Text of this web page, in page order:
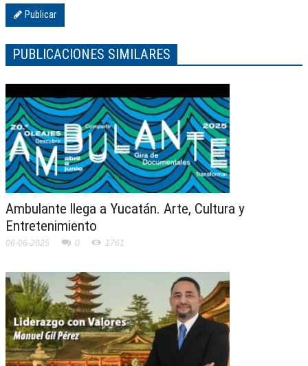
Publicar
PUBLICACIONES SIMILARES
Ambulante llega a Yucatán. Arte, Cultura y
Entretenimiento
06-06-2025 0 1761